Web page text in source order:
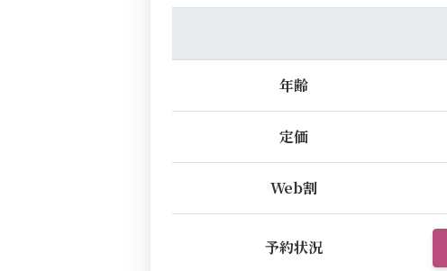
年齢
定価
Web割
予約状況